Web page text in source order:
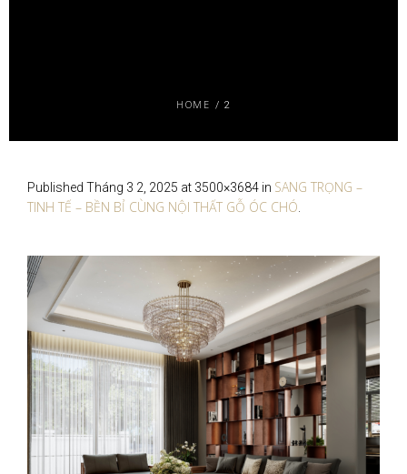
HOME / 2
Published Tháng 3 2, 2025 at 3500×3684 in SANG TRỌNG –
TINH TẾ – BỀN BỈ CÙNG NỘI THẤT GỖ ÓC CHÓ.